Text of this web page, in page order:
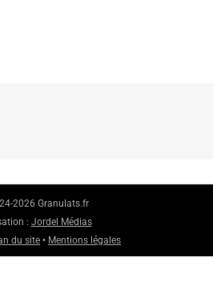
2026 Granulats.fr
: Jordel Médias
du site • Mentions légales